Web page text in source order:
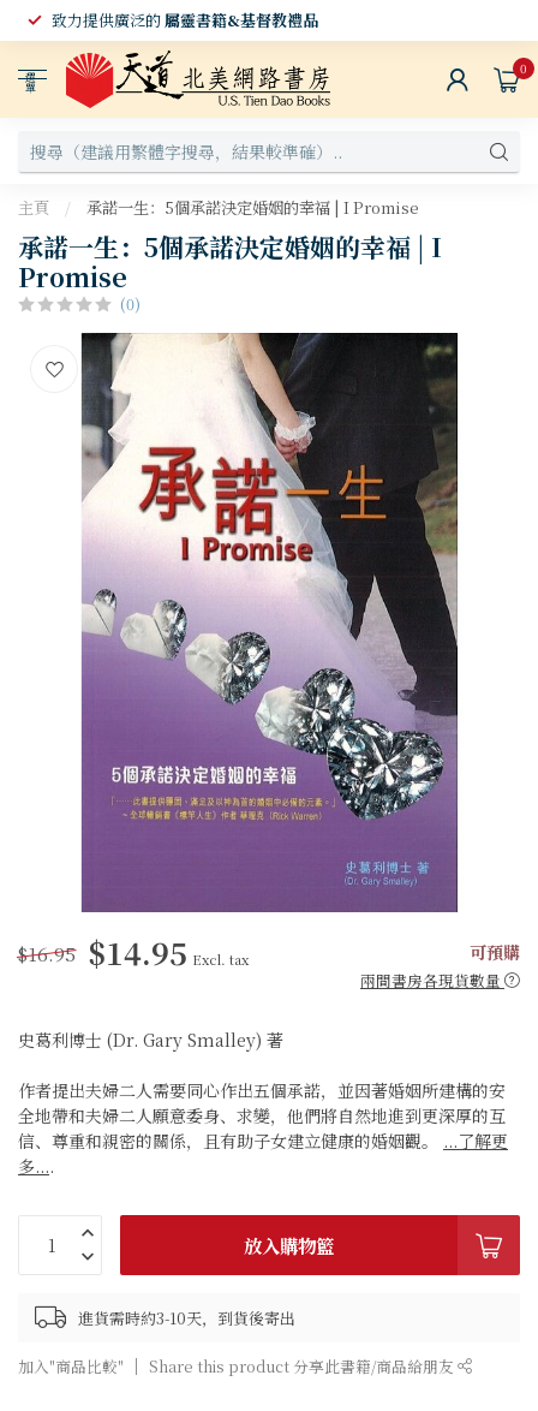
致力提供廣泛的屬靈書籍&基督教禮品
選
單
0
主頁 / 承諾一生：5個承諾決定婚姻的幸福 | I Promise
承諾一生：5個承諾決定婚姻的幸福 | I
Promise
(0)
$16.95 $14.95 Excl. tax 可預購
兩間書房各現貨數量
史葛利博士 (Dr. Gary Smalley) 著
作者提出夫婦二人需要同心作出五個承諾，並因著婚姻所建構的安
全地帶和夫婦二人願意委身、求變，他們將自然地進到更深厚的互
信、尊重和親密的關係，且有助子女建立健康的婚姻觀。 ...了解更
多....
放入購物籃
進貨需時約3-10天，到貨後寄出
加入"商品比較" Share this product 分享此書籍/商品給朋友